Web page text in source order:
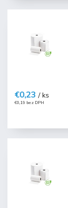
€0,19 bez DPH
€0,23 / ks